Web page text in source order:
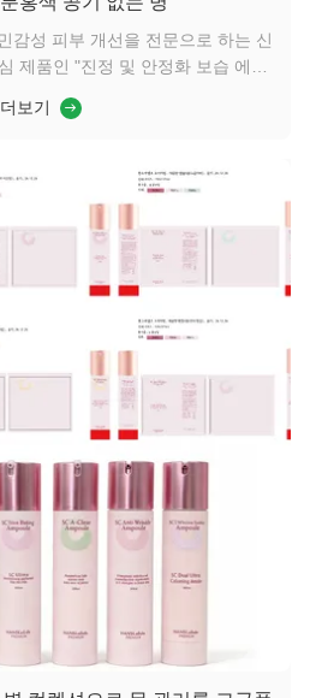
감성 피부 개선을 전문으로 하는 신
제품인 "진정 및 안정화 보습 에멀
심되는" 제품 철학을 시각적으로 전
수많은 흰색 및 투명 용기들 사이
음속에 "평온"의 시각적 상징이 될
이었습니다. 과제는 사출 성형을 통
완벽하게 재현하는 방법이...
더보기